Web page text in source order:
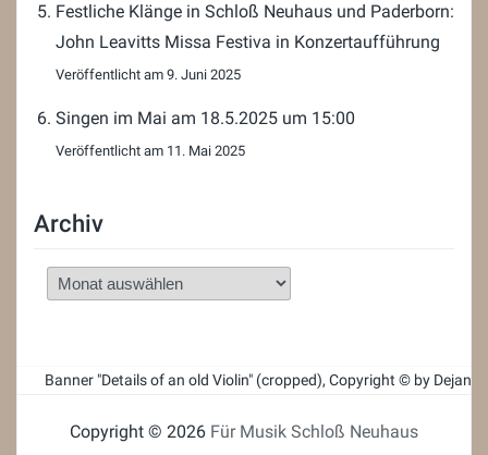
Festliche Klänge in Schloß Neuhaus und Paderborn:
John Leavitts Missa Festiva in Konzertaufführung
9. Juni 2025
Singen im Mai am 18.5.2025 um 15:00
11. Mai 2025
Archiv
Archiv
Banner "Details of an old Violin" (cropped), Copyright © by Dejan
Copyright © 2026 Für Musik Schloß Neuhaus